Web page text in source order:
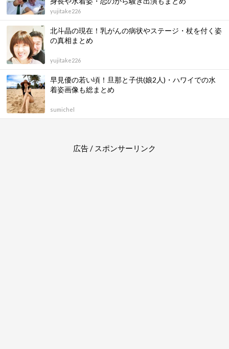
yujitake226
北斗晶の現在！乳がんの病状やステージ・杖を付く姿
の真相まとめ
yujitake226
早見優の若い頃！旦那と子供(娘2人)・ハワイでの水
着姿画像も総まとめ
sumichel
広告 / スポンサーリンク